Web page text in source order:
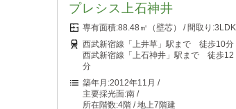
プレシス上石神井
88.48㎡（壁芯）
3LDK
西武新宿線「上井草」駅まで 徒歩10分
西武新宿線「上石神井」駅まで 徒歩12
分
2012年11月
南
4階 / 地上7階建